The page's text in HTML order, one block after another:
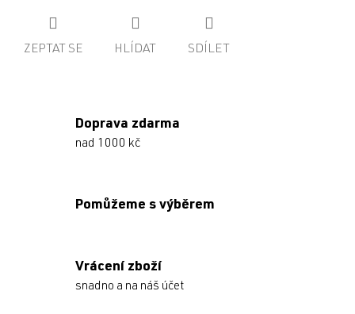
ZEPTAT SE HLÍDAT SDÍLET
Doprava zdarma
nad 1000 kč
Pomůžeme s výběrem
Vrácení zboží
snadno a na náš účet